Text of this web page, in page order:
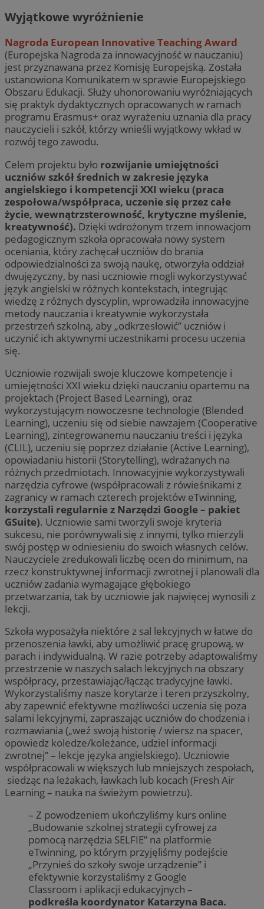
Wyjątkowe wyróżnienie
Nagroda European Innovative Teaching Award
(Europejska Nagroda za innowacyjność w nauczaniu)
jest przyznawana przez Komisję Europejską. Została
ustanowiona Komunikatem w sprawie Europejskiego
Obszaru Edukacji. Służy uhonorowaniu wyróżniających
się praktyk dydaktycznych opracowanych w ramach
programu Erasmus+ oraz wyrażeniu uznania dla pracy
nauczycieli i szkół, którzy wnieśli wyjątkowy wkład w
rozwój tego zawodu.
Celem projektu było rozwijanie umiejętności
uczniów szkół średnich w zakresie języka
angielskiego i kompetencji XXI wieku (praca
zespołowa/współpraca, uczenie się przez całe
życie, wewnątrzsterowność, krytyczne myślenie,
kreatywność). Dzięki wdrożonym trzem innowacjom
pedagogicznym szkoła opracowała nowy system
oceniania, który zachęcał uczniów do brania
odpowiedzialności za swoją naukę, otworzyła oddział
dwujęzyczny, by nasi uczniowie mogli wykorzystywać
język angielski w różnych kontekstach, integrując
wiedzę z różnych dyscyplin, wprowadziła innowacyjne
metody nauczania i kreatywnie wykorzystała
przestrzeń szkolną, aby „odkrzesłowić” uczniów i
uczynić ich aktywnymi uczestnikami procesu uczenia
się.
Uczniowie rozwijali swoje kluczowe kompetencje i
umiejętności XXI wieku dzięki nauczaniu opartemu na
projektach (Project Based Learning), oraz
wykorzystującym nowoczesne technologie (Blended
Learning), uczeniu się od siebie nawzajem (Cooperative
Learning), zintegrowanemu nauczaniu treści i języka
(CLIL), uczeniu się poprzez działanie (Active Learning),
opowiadaniu historii (Storytelling), wdrażanych na
różnych przedmiotach. Innowacyjnie wykorzystywali
narzędzia cyfrowe (współpracowali z rówieśnikami z
zagranicy w ramach czterech projektów eTwinning,
korzystali regularnie z Narzędzi Google – pakiet
GSuite). Uczniowie sami tworzyli swoje kryteria
sukcesu, nie porównywali się z innymi, tylko mierzyli
swój postęp w odniesieniu do swoich własnych celów.
Nauczyciele zredukowali liczbę ocen do minimum, na
rzecz konstruktywnej informacji zwrotnej i planowali dla
uczniów zadania wymagające głębokiego
przetwarzania, tak by uczniowie jak najwięcej wynosili z
lekcji.
Szkoła wyposażyła niektóre z sal lekcyjnych w łatwe do
przenoszenia ławki, aby umożliwić pracę grupową, w
parach i indywidualną. W razie potrzeby adaptowaliśmy
przestrzenie w naszych salach lekcyjnych na obszary
współpracy, przestawiając/łącząc tradycyjne ławki.
Wykorzystaliśmy nasze korytarze i teren przyszkolny,
aby zapewnić efektywne możliwości uczenia się poza
salami lekcyjnymi, zapraszając uczniów do chodzenia i
rozmawiania („weź swoją historię / wiersz na spacer,
opowiedz koledze/koleżance, udziel informacji
zwrotnej” – lekcje języka angielskiego). Uczniowie
współpracowali w większych lub mniejszych zespołach,
siedząc na leżakach, ławkach lub kocach (Fresh Air
Learning – nauka na świeżym powietrzu).
– Z powodzeniem ukończyliśmy kurs online
„Budowanie szkolnej strategii cyfrowej za
pomocą narzędzia SELFIE” na platformie
eTwinning, po którym przyjęliśmy podejście
„Przynieś do szkoły swoje urządzenie” i
efektywnie korzystaliśmy z Google
Classroom i aplikacji edukacyjnych –
podkreśla koordynator Katarzyna Baca.